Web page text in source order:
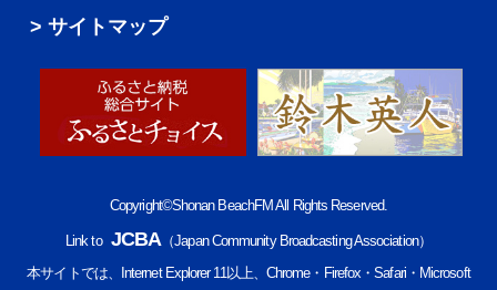
サイトマップ
Copyright©Shonan BeachFM All Rights Reserved.
Link to JCBA （Japan Community Broadcasting Association）
本サイトでは、Internet Explorer 11以上、Chrome・Firefox・Safari・Microsoft